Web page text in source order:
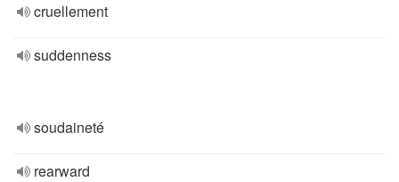
cruellement
suddenness
soudaineté
rearward